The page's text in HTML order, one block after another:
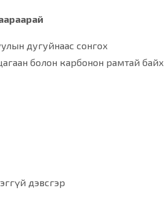
дугуйнаас сонгох
болон карбонон рамтай байх
дэвсгэр